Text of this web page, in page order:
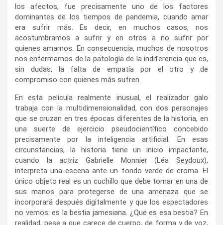
los afectos, fue precisamente uno de los factores
dominantes de los tiempos de pandemia, cuando amar
era sufrir más. Es decir, en muchos casos, nos
acostumbramos a sufrir y en otros a no sufrir por
quienes amamos. En consecuencia, muchos de nosotros
nos enfermamos de la patología de la indiferencia que es,
sin dudas, la falta de empatía por el otro y de
compromiso con quienes más sufren.
En esta película realmente inusual, el realizador galo
trabaja con la multidimensionalidad, con dos personajes
que se cruzan en tres épocas diferentes de la historia, en
una suerte de ejercicio pseudocientífico concebido
precisamente por la inteligencia artificial. En esas
circunstancias, la historia tiene un inicio impactante,
cuando la actriz Gabrielle Monnier (Léa Seydoux),
interpreta una escena ante un fondo verde de croma. El
único objeto real es un cuchillo que debe tomar en una de
sus manos para protegerse de una amenaza que se
incorporará después digitalmente y que los espectadores
no vemos: es la bestia jamesiana. ¿Qué es esa bestia? En
realidad, pese a que carece de cuerpo, de forma y de voz,